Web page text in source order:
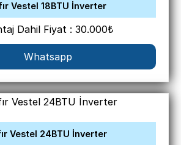
Vestel 18BTU İnverter
Dahil Fiyat : 30.000₺
Whatsapp
Vestel 24BTU İnverter